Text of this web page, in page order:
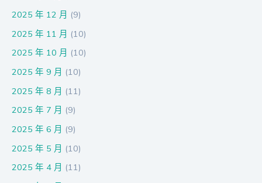
2025 年 12 月 (9)
2025 年 11 月 (10)
2025 年 10 月 (10)
2025 年 9 月 (10)
2025 年 8 月 (11)
2025 年 7 月 (9)
2025 年 6 月 (9)
2025 年 5 月 (10)
2025 年 4 月 (11)